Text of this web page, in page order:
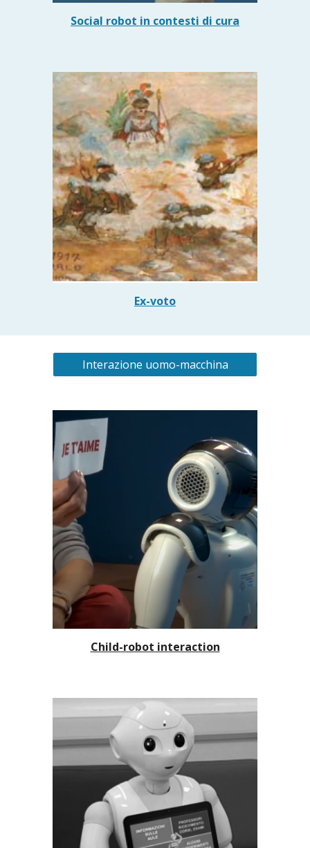
Social robot in contesti di cura
Ex-voto
Interazione uomo-macchina
Child-robot interaction